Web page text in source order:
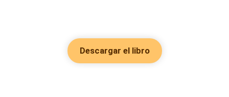
Descargar el libro